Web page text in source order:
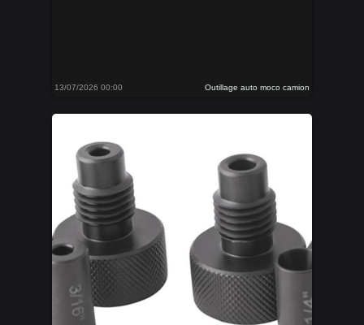
13/07/2026 00:00 Outillage auto moco camion